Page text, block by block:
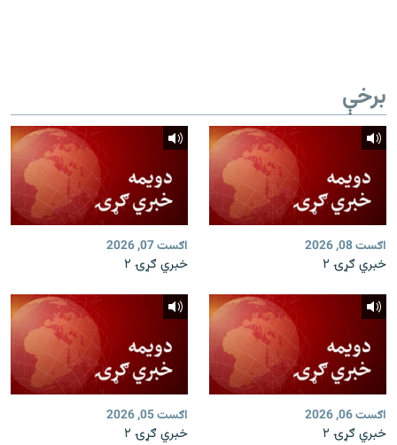
برخې
اګست 08, 2026
خبري ګړۍ ۲
اګست 07, 2026
خبري ګړۍ ۲
اګست 06, 2026
خبري ګړۍ ۲
اګست 05, 2026
خبري ګړۍ ۲